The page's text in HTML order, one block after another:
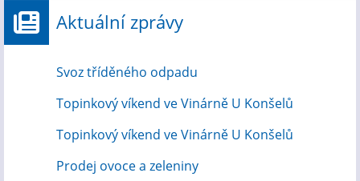
Aktuální zprávy
Svoz tříděného odpadu
Topinkový víkend ve Vinárně U Konšelů
Topinkový víkend ve Vinárně U Konšelů
Prodej ovoce a zeleniny